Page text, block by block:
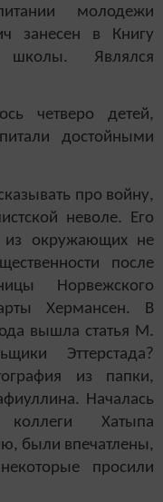
молодежи
занесен в Книгу
школы. Являлся
четверо детей,
достойными
про войну,
неволе. Его
из окружающих не
после
Норвежского
Хермансен. В
вышла статья М.
Эттерстада?
из папки,
Началась
Хатыпа
были впечатлены,
просили